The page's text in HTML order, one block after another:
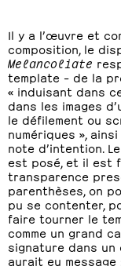
Il y a l’œuvre et
composition, le
Melancoliate
template – de la
« induisant dans
dans les images
le défilement ou
numériques »,
note d’intention.
est posé, et il est
transparence
parenthèses, on
pu se contenter,
faire tourner le
comme un grand
signature dans un
aurait eu message